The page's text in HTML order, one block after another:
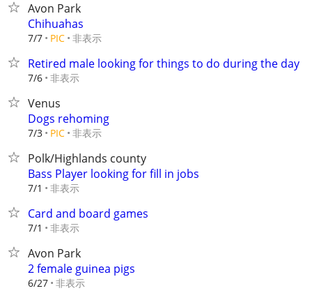
Avon Park
Chihuahas
7/7 PIC 非表示
Retired male looking for things to do during the day
7/6 非表示
Venus
Dogs rehoming
7/3 PIC 非表示
Polk/Highlands county
Bass Player looking for fill in jobs
7/1 非表示
Card and board games
7/1 非表示
Avon Park
2 female guinea pigs
6/27 非表示